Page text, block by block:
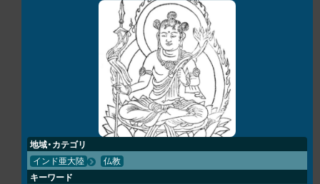
地域・カテゴリ
インド亜大陸 仏教
キーワード